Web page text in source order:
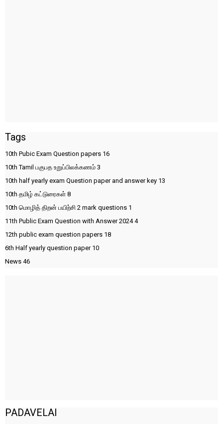
Tags
10th Pubic Exam Question papers 16
10th Tamil பகுபத உறுப்பிலக்கணம் 3
10th half yearly exam Question paper and answer key 13
10th தமிழ் கட்டுரைகள் 8
10th மொழித் திறன் பயிற்சி 2 mark questions 1
11th Public Exam Question with Answer 20244
12th public exam question papers 18
6th Half yearly question paper 10
News 46
PADAVELAI